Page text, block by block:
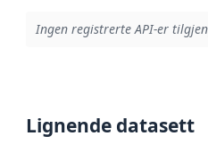
Ingen registrerte API-er
Lignende datasett